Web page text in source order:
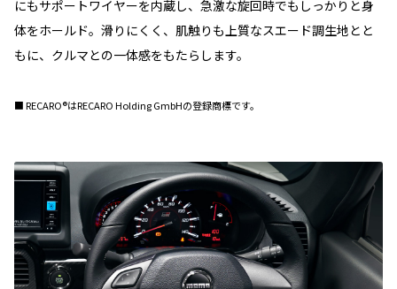
にもサポートワイヤーを内蔵し、急激な旋回時でもしっかりと身
体をホールド。滑りにくく、肌触りも上質なスエード調生地とと
もに、クルマとの一体感をもたらします。
■ RECARO®はRECARO Holding GmbHの登録商標です。